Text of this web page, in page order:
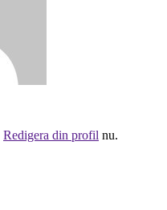
Redigera din profil nu.